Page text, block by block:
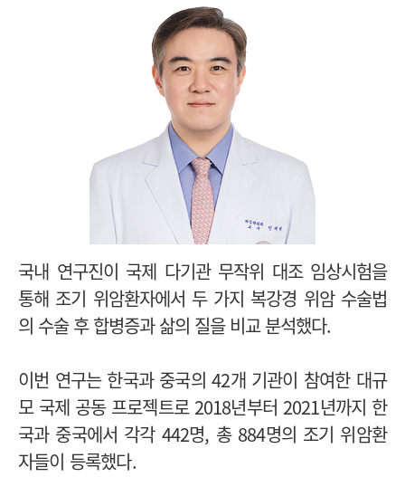
국내 연구진이 국제 다기관 무작위 대조 임상시험을
통해 조기 위암환자에서 두 가지 복강경 위암 수술법
의 수술 후 합병증과 삶의 질을 비교 분석했다.
이번 연구는 한국과 중국의 42개 기관이 참여한 대규
모 국제 공동 프로젝트로 2018년부터 2021년까지 한
국과 중국에서 각각 442명, 총 884명의 조기 위암환
자들이 등록했다.